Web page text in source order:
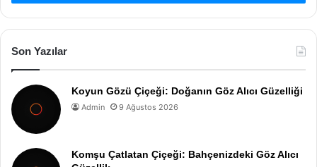
Son Yazılar
Koyun Gözü Çiçeği: Doğanın Göz Alıcı Güzelliği
Admin 9 Ağustos 2026
Komşu Çatlatan Çiçeği: Bahçenizdeki Göz Alıcı